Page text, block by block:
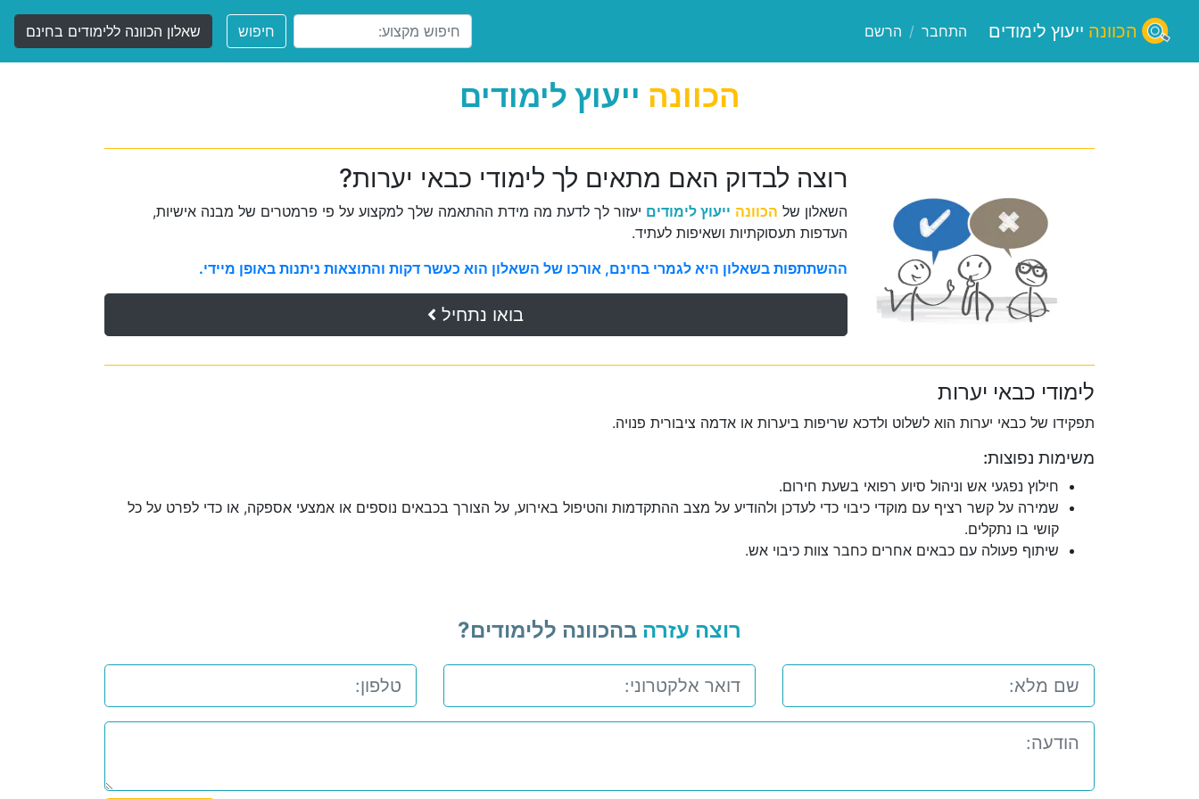
הכוונה ייעוץ לימודים התחבר / הרשם חיפוש שאלון הכוונה ללימודים בחינם
הכוונה ייעוץ לימודים
רוצה לבדוק האם מתאים לך לימודי כבאי יערות?
השאלון של הכוונה ייעוץ לימודים יעזור לך לדעת מה מידת ההתאמה שלך למקצוע על פי פרמטרים של מבנה אישיות,
העדפות תעסוקתיות ושאיפות לעתיד.
ההשתתפות בשאלון היא לגמרי בחינם, אורכו של השאלון הוא כעשר דקות והתוצאות ניתנות באופן מיידי.
בואו נתחיל
לימודי כבאי יערות
תפקידו של כבאי יערות הוא לשלוט ולדכא שריפות ביערות או אדמה ציבורית פנויה.
משימות נפוצות:
חילוץ נפגעי אש וניהול סיוע רפואי בשעת חירום.
שמירה על קשר רציף עם מוקדי כיבוי כדי לעדכן ולהודיע על מצב ההתקדמות והטיפול באירוע, על הצורך בכבאים נוספים או אמצעי אספקה, או כדי לפרט על כל
קושי בו נתקלים.
שיתוף פעולה עם כבאים אחרים כחבר צוות כיבוי אש.
רוצה עזרה בהכוונה ללימודים?